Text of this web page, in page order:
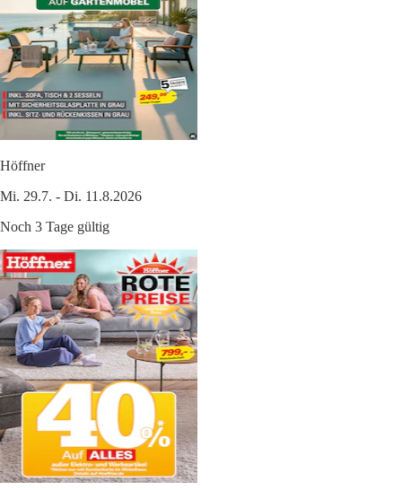
Höffner
Mi. 29.7. - Di. 11.8.2026
Noch 3 Tage gültig